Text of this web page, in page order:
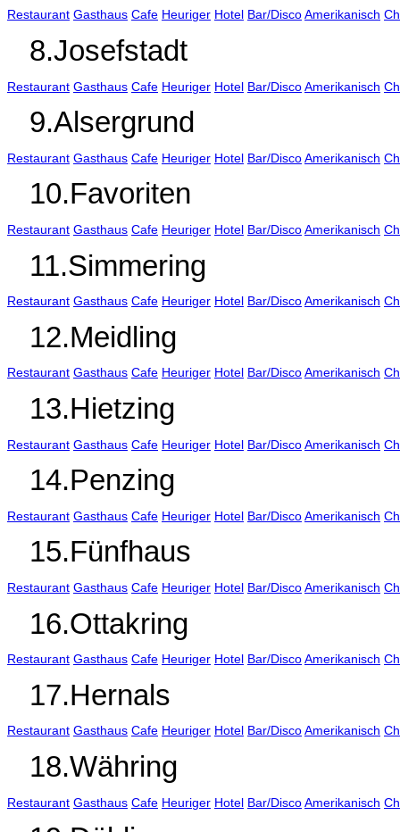
Restaurant Gasthaus Cafe Heuriger Hotel Bar/Disco Amerikanisch
8.Josefstadt
Restaurant Gasthaus Cafe Heuriger Hotel Bar/Disco Amerikanisch
9.Alsergrund
Restaurant Gasthaus Cafe Heuriger Hotel Bar/Disco Amerikanisch
10.Favoriten
Restaurant Gasthaus Cafe Heuriger Hotel Bar/Disco Amerikanisch
11.Simmering
Restaurant Gasthaus Cafe Heuriger Hotel Bar/Disco Amerikanisch
12.Meidling
Restaurant Gasthaus Cafe Heuriger Hotel Bar/Disco Amerikanisch
13.Hietzing
Restaurant Gasthaus Cafe Heuriger Hotel Bar/Disco Amerikanisch
14.Penzing
Restaurant Gasthaus Cafe Heuriger Hotel Bar/Disco Amerikanisch
15.Fünfhaus
Restaurant Gasthaus Cafe Heuriger Hotel Bar/Disco Amerikanisch
16.Ottakring
Restaurant Gasthaus Cafe Heuriger Hotel Bar/Disco Amerikanisch
17.Hernals
Restaurant Gasthaus Cafe Heuriger Hotel Bar/Disco Amerikanisch
18.Währing
Restaurant Gasthaus Cafe Heuriger Hotel Bar/Disco Amerikanisch